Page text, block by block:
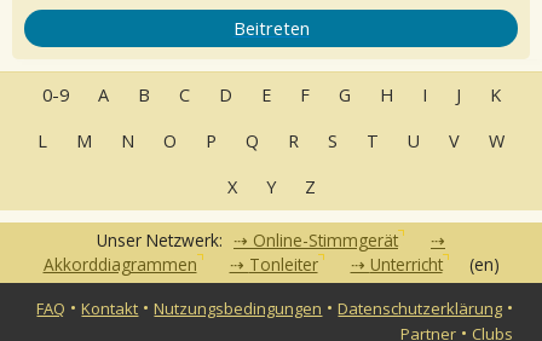
Beitreten
0-9 A B C D E F G H I J
K
L
M N O P Q R S T U V
W
X
Y Z
Unser Netzwerk:
Online-Stimmgerät
Akkorddiagrammen
Tonleiter Unterricht (en)
FAQ •Kontakt •Nutzungsbedingungen •Datenschutzerklärung •
Partner • Clubs